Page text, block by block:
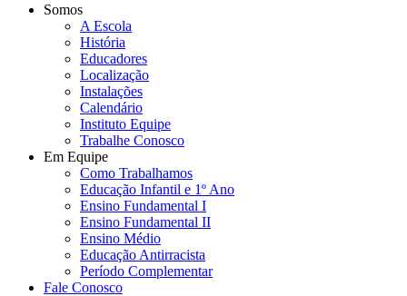
Somos
A Escola
História
Educadores
Localização
Instalações
Calendário
Instituto Equipe
Trabalhe Conosco
Em Equipe
Como Trabalhamos
Educação Infantil e 1º Ano
Ensino Fundamental I
Ensino Fundamental II
Ensino Médio
Educação Antirracista
Período Complementar
Fale Conosco